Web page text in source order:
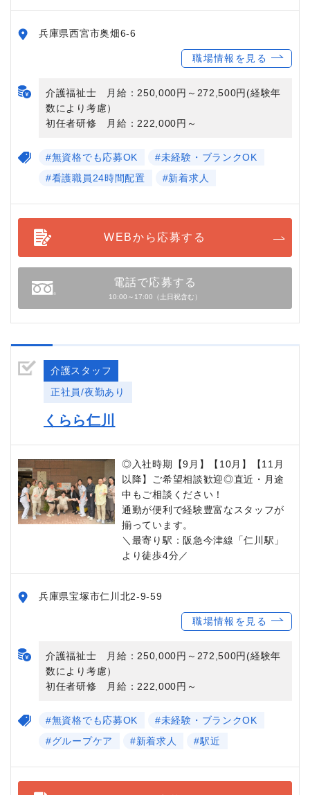
兵庫県西宮市奥畑6-6
職場情報を見る
介護福祉士 月給：250,000円～272,500円(経験年
数により考慮）
初任者研修 月給：222,000円～
#無資格でも応募OK
#未経験・ブランクOK
#看護職員24時間配置
#新着求人
WEBから応募する
電話で応募する
10:00～17:00（土日祝含む）
介護スタッフ
正社員/夜勤あり
くらら仁川
◎入社時期【9月】【10月】【11月
以降】ご希望相談歓迎◎直近・月途
中もご相談ください！
通勤が便利で経験豊富なスタッフが
揃っています。
＼最寄り駅：阪急今津線「仁川駅」
より徒歩4分／
兵庫県宝塚市仁川北2-9-59
職場情報を見る
介護福祉士 月給：250,000円～272,500円(経験年
数により考慮）
初任者研修 月給：222,000円～
#無資格でも応募OK
#未経験・ブランクOK
#グループケア
#新着求人 #駅近